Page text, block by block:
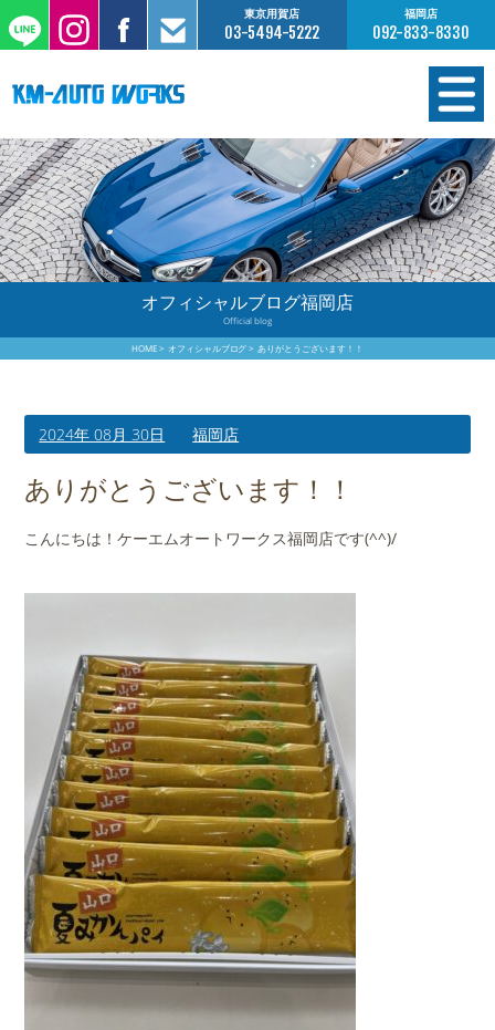
東京用賀店
03-5494-5222
福岡店
092-833-8330
在庫情報
オーダー販売
工場サービス
保証について
買取査定のご案内
店舗案内
会社概要
オフィシャルブログ福岡店
Official blog
HOME オフィシャルブログ ありがとうございます！！
2024年 08月 30日 福岡店
ありがとうございます！！
こんにちは！ケーエムオートワークス福岡店です(^^)/